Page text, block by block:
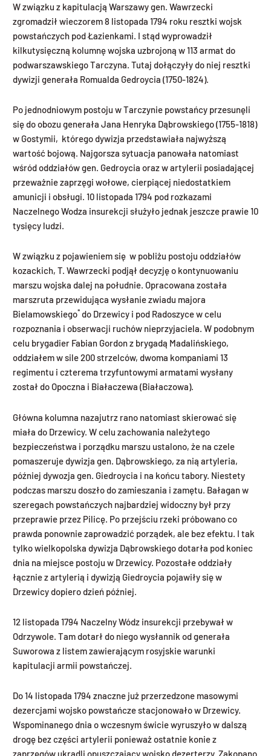
W związku z kapitulacją Warszawy gen. Wawrzecki
zgromadził wieczorem 8 listopada 1794 roku resztki wojsk
powstańczych pod Łazienkami. I stąd wyprowadził
kilkutysięczną kolumnę wojska uzbrojoną w 113 armat do
podwarszawskiego Tarczyna. Tutaj dołączyły do niej resztki
dywizji generała Romualda Gedroycia (1750-1824).
Po jednodniowym postoju w Tarczynie powstańcy przesunęli
się do obozu generała Jana Henryka Dąbrowskiego (1755-1818)
w Gostymii, którego dywizja przedstawiała najwyższą
wartość bojową. Najgorsza sytuacja panowała natomiast
wśród oddziałów gen. Gedroycia oraz w artylerii posiadającej
przeważnie zaprzęgi wołowe, cierpiącej niedostatkiem
amunicji i obsługi. 10 listopada 1794 pod rozkazami
Naczelnego Wodza insurekcji służyło jednak jeszcze prawie 10
tysięcy ludzi.
W związku z pojawieniem się w pobliżu postoju oddziałów
kozackich, T. Wawrzecki podjął decyzję o kontynuowaniu
marszu wojska dalej na południe. Opracowana została
marszruta przewidująca wysłanie zwiadu majora
Bielamowskiego* do Drzewicy i pod Radoszyce w celu
rozpoznania i obserwacji ruchów nieprzyjaciela. W podobnym
celu brygadier Fabian Gordon z brygadą Madalińskiego,
oddziałem w sile 200 strzelców, dwoma kompaniami 13
regimentu i czterema trzyfuntowymi armatami wysłany
został do Opoczna i Białaczewa (Białaczowa).
Główna kolumna nazajutrz rano natomiast skierować się
miała do Drzewicy. W celu zachowania należytego
bezpieczeństwa i porządku marszu ustalono, że na czele
pomaszeruje dywizja gen. Dąbrowskiego, za nią artyleria,
później dywozja gen. Giedroycia i na końcu tabory. Niestety
podczas marszu doszło do zamieszania i zamętu. Bałagan w
szeregach powstańczych najbardziej widoczny był przy
przeprawie przez Pilicę. Po przejściu rzeki próbowano co
prawda ponownie zaprowadzić porządek, ale bez efektu. I tak
tylko wielkopolska dywizja Dąbrowskiego dotarła pod koniec
dnia na miejsce postoju w Drzewicy. Pozostałe oddziały
łącznie z artylerią i dywizją Giedroycia pojawiły się w
Drzewicy dopiero dzień później.
12 listopada 1794 Naczelny Wódz insurekcji przebywał w
Odrzywole. Tam dotarł do niego wysłannik od generała
Suworowa z listem zawierającym rosyjskie warunki
kapitulacji armii powstańczej.
Do 14 listopada 1794 znaczne już przerzedzone masowymi
dezercjami wojsko powstańcze stacjonowało w Drzewicy.
Wspominanego dnia o wczesnym świcie wyruszyło w dalszą
drogę bez części artylerii ponieważ ostatnie konie z
zaprzęgów ukradli opuszczający wojsko dezerterzy. Zakopano